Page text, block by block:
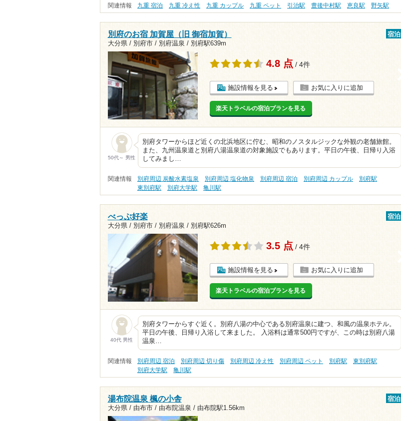
関連情報 九重 宿泊 九重 冷え性 九重 カップル 九重 ペット 引治駅 豊後中村駅 恵良駅 野矢駅
別府のお宿 加賀屋（旧 御宿加賀）
大分県 / 別府市 / 別府温泉 / 別府駅639m
宿泊
4.8 点 / 4件
施設情報を見る お気に入りに追加
楽天トラベルの宿泊プランを見る
50代～ 男性
別府タワーからほど近くの北浜地区に佇む、昭和のノスタルジックな外観の老舗旅館。
また、九州温泉道と別府八湯温泉道の対象施設でもあります。平日の午後、日帰り入浴
してみまし…
関連情報 別府周辺 炭酸水素塩泉 別府周辺 塩化物泉 別府周辺 宿泊 別府周辺 カップル
別府駅
東別府駅
別府大学駅 亀川駅
べっぷ好楽
大分県 / 別府市 / 別府温泉 / 別府駅626m
宿泊
3.5 点 / 4件
施設情報を見る お気に入りに追加
楽天トラベルの宿泊プランを見る
40代 男性
別府タワーからすぐ近く。別府八湯の中心である別府温泉に建つ、和風の温泉ホテル。
平日の午後、日帰り入浴して来ました。 入浴料は通常500円ですが、この時は別府八湯
温泉…
関連情報 別府周辺 宿泊 別府周辺 切り傷 別府周辺 冷え性 別府周辺 ペット 別府駅
東別府駅
別府大学駅
亀川駅
湯布院温泉 楓の小舎
大分県 / 由布市 / 由布院温泉 / 由布院駅1.56km
宿泊